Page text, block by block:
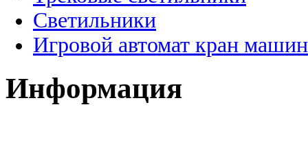
Светильники
Игровой автомат кран
Информация